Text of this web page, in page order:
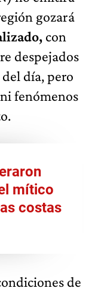
gozará
con
despejados
día, pero
fenómenos
mítico
costas
de